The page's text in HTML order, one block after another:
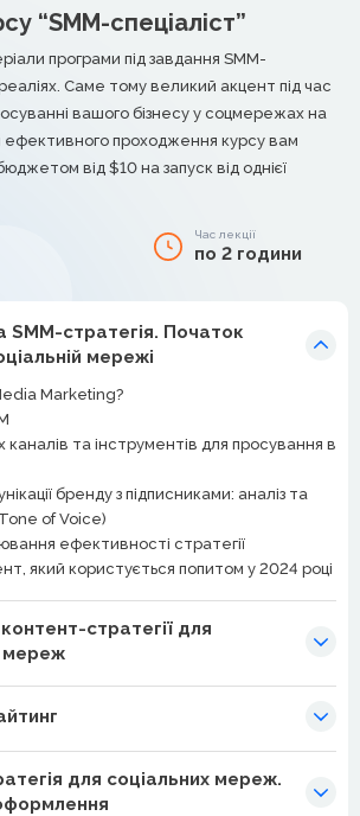
“SMM-спеціаліст”
програми під завдання SMM-
Саме тому великий акцент під час
вашого бізнесу у соцмережах на
ефективного проходження курсу вам
від $10 на запуск від однієї
Час лекції
по 2 години
SMM-стратегія. Початок
мережі
Marketing?
каналів та інструментів для просування в
бренду з підписниками: аналіз та
of Voice)
ефективності стратегії
який користується попитом у 2024 році
стратегії для
мереж
для соціальних мереж.